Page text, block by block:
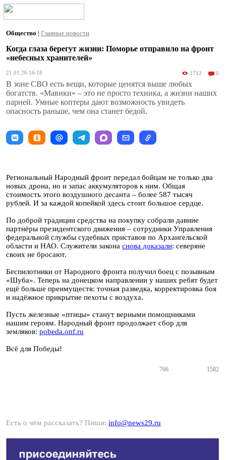
Общество | Главные новости
Когда глаза берегут жизни: Поморье отправило на фронт
«небесных хранителей»
21.01.26 16:18 1712 0
В зоне СВО есть вещи, которые ценятся выше любых
богатств. «Мавики» – это не просто техника, а жизни наших
парней. Умные коптеры дают возможность увидеть
опасность раньше, чем она станет бедой.
Региональный Народный фронт передал бойцам не только два
новых дрона, но и запас аккумуляторов к ним. Общая
стоимость этого воздушного десанта – более 587 тысяч
рублей. И за каждой копейкой здесь стоит большое сердце.
По доброй традиции средства на покупку собрали давние
партнёры президентского движения – сотрудники Управления
федеральной службы судебных приставов по Архангельской
области и НАО. Служители закона снова доказали: северяне
своих не бросают.
Беспилотники от Народного фронта получил боец с позывным
«Шуба». Теперь на донецком направлении у наших ребят будет
ещё больше преимуществ: точная разведка, корректировка боя
и надёжное прикрытие пехоты с воздуха.
Пусть железные «птицы» станут верными помощниками
нашим героям. Народный фронт продолжает сбор для
земляков: pobeda.onf.ru
Всё для Победы!
766 1582
Есть о чём рассказать? Пиши: info@news29.ru